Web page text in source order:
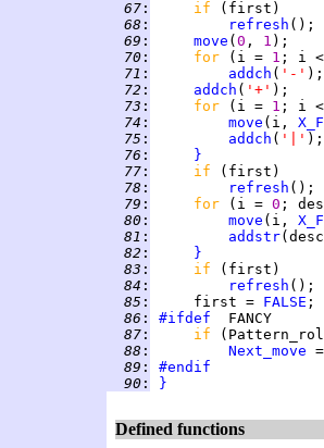
  67
: if
  68
: refresh
  69
: move ( 0 , 1
  70
: for (i = 1 ; i
  71
: addch ( '-'
  72
: addch ( '+'
  73
: for (i = 1 ; i
  74
: move (i,
  75
: addch ( '|'
  76
:
}
  77
: if
  78
: refresh
  79
: for (i = 0 ;
  80
: move (i,
  81
:
addstr
  82
:
}
  83
: if
  84
: refresh
  85
:
     first =
FALSE
  86
: #ifdef
  87
:
if
  88
: Next_move
  89
:
#endif
  90
: }
Defined functions